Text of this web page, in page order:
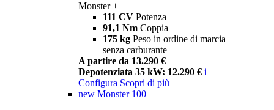
Monster +
111 CV Potenza
91,1 Nm Coppia
175 kg Peso in ordine di marcia
senza carburante
A partire da 13.290 €
Depotenziata 35 kW: 12.290 € i
Configura Scopri di più
new Monster 100